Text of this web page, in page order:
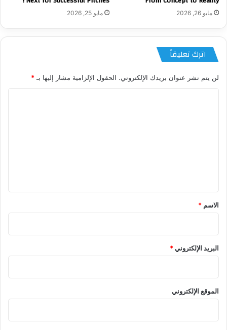
مايو 26, 2026 مايو 25, 2026
اترك تعليقاً
لن يتم نشر عنوان بريدك الإلكتروني. الحقول الإلزامية مشار إليها بـ *
*
الاسم *
البريد الإلكتروني*
الموقع الإلكتروني